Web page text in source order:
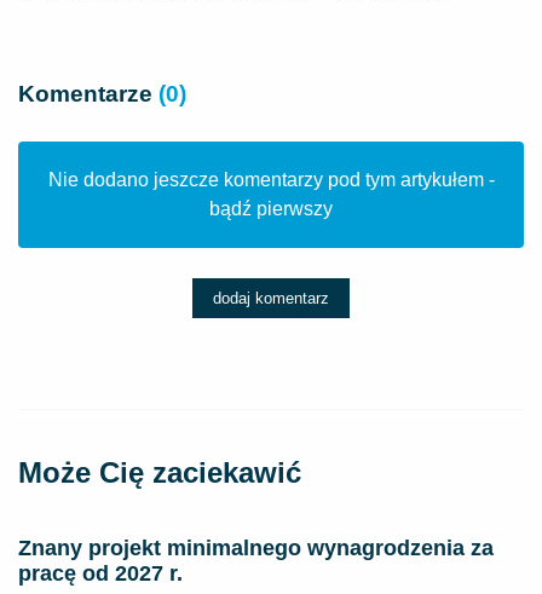
Komentarze (0)
Nie dodano jeszcze komentarzy pod tym artykułem -
bądź pierwszy
dodaj komentarz
Może Cię zaciekawić
Znany projekt minimalnego wynagrodzenia za
pracę od 2027 r.